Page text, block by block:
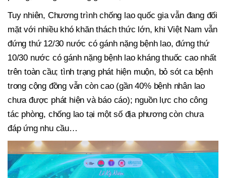
Tuy nhiên, Chương trình chống lao quốc gia vẫn đang đối
mặt với nhiều khó khăn thách thức lớn, khi Việt Nam vẫn
đứng thứ 12/30 nước có gánh nặng bệnh lao, đứng thứ
10/30 nước có gánh nặng bệnh lao kháng thuốc cao nhất
trên toàn cầu; tình trạng phát hiện muộn, bỏ sót ca bệnh
trong cộng đồng vẫn còn cao (gần 40% bệnh nhân lao
chưa được phát hiện và báo cáo); nguồn lực cho công
tác phòng, chống lao tại một số địa phương còn chưa
đáp ứng nhu cầu…